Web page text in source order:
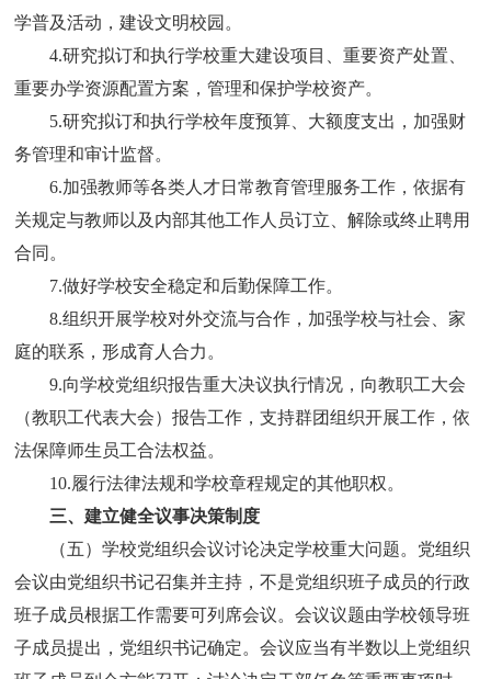
学普及活动，建设文明校园。
4.研究拟订和执行学校重大建设项目、重要资产处置、
重要办学资源配置方案，管理和保护学校资产。
5.研究拟订和执行学校年度预算、大额度支出，加强财
务管理和审计监督。
6.加强教师等各类人才日常教育管理服务工作，依据有
关规定与教师以及内部其他工作人员订立、解除或终止聘用
合同。
7.做好学校安全稳定和后勤保障工作。
8.组织开展学校对外交流与合作，加强学校与社会、家
庭的联系，形成育人合力。
9.向学校党组织报告重大决议执行情况，向教职工大会
（教职工代表大会）报告工作，支持群团组织开展工作，依
法保障师生员工合法权益。
10.履行法律法规和学校章程规定的其他职权。
三、建立健全议事决策制度
（五）学校党组织会议讨论决定学校重大问题。党组织
会议由党组织书记召集并主持，不是党组织班子成员的行政
班子成员根据工作需要可列席会议。会议议题由学校领导班
子成员提出，党组织书记确定。会议应当有半数以上党组织